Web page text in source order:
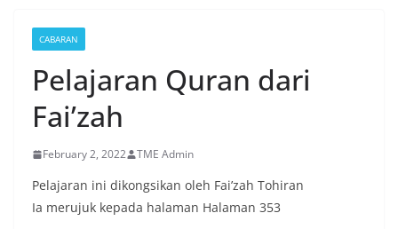
CABARAN
Pelajaran Quran dari
Fai’zah
February 2, 2022 TME Admin
Pelajaran ini dikongsikan oleh Fai’zah Tohiran
Ia merujuk kepada halaman Halaman 353